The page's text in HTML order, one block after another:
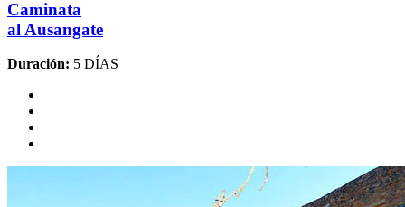
Caminata
al Ausangate
Duración: 5 DÍAS